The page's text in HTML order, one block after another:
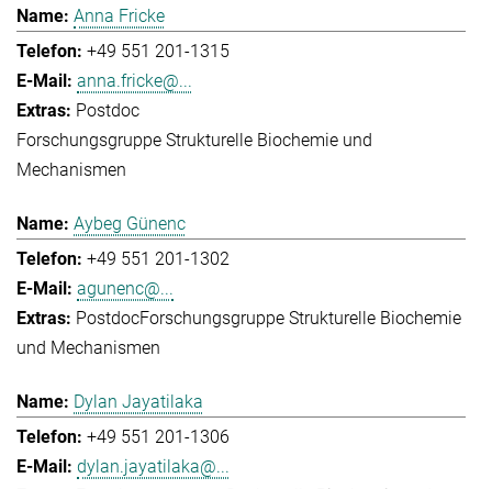
Anna Fricke
+49 551 201-1315
anna.fricke@...
Postdoc
Forschungsgruppe Strukturelle Biochemie und
Mechanismen
Aybeg Günenc
+49 551 201-1302
agunenc@...
PostdocForschungsgruppe Strukturelle Biochemie
und Mechanismen
Dylan Jayatilaka
+49 551 201-1306
dylan.jayatilaka@...